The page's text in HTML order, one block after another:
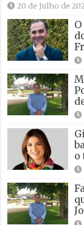
20 de Julho de
o